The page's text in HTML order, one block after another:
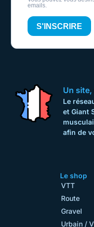
emails.
S'INSCRIRE
Un
Le
et Giant
afin de
Le shop
VTT
Route
Gravel
Urbain /